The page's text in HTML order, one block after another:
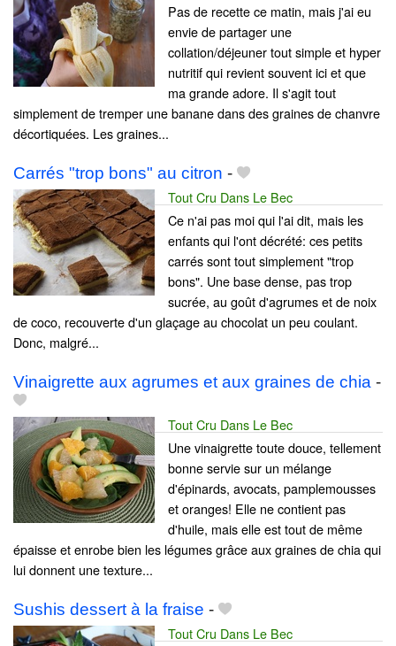
Pas de recette ce matin, mais j'ai eu
envie de partager une
collation/déjeuner tout simple et hyper
nutritif qui revient souvent ici et que
ma grande adore. Il s'agit tout
simplement de tremper une banane dans des graines de chanvre
décortiquées. Les graines...
Carrés "trop bons" au citron -
Tout Cru Dans Le Bec
Ce n'ai pas moi qui l'ai dit, mais les
enfants qui l'ont décrété: ces petits
carrés sont tout simplement "trop
bons". Une base dense, pas trop
sucrée, au goût d'agrumes et de noix
de coco, recouverte d'un glaçage au chocolat un peu coulant.
Donc, malgré...
Vinaigrette aux agrumes et aux graines de chia -
Tout Cru Dans Le Bec
Une vinaigrette toute douce, tellement
bonne servie sur un mélange
d'épinards, avocats, pamplemousses
et oranges! Elle ne contient pas
d'huile, mais elle est tout de même
épaisse et enrobe bien les légumes grâce aux graines de chia qui
lui donnent une texture...
Sushis dessert à la fraise -
Tout Cru Dans Le Bec